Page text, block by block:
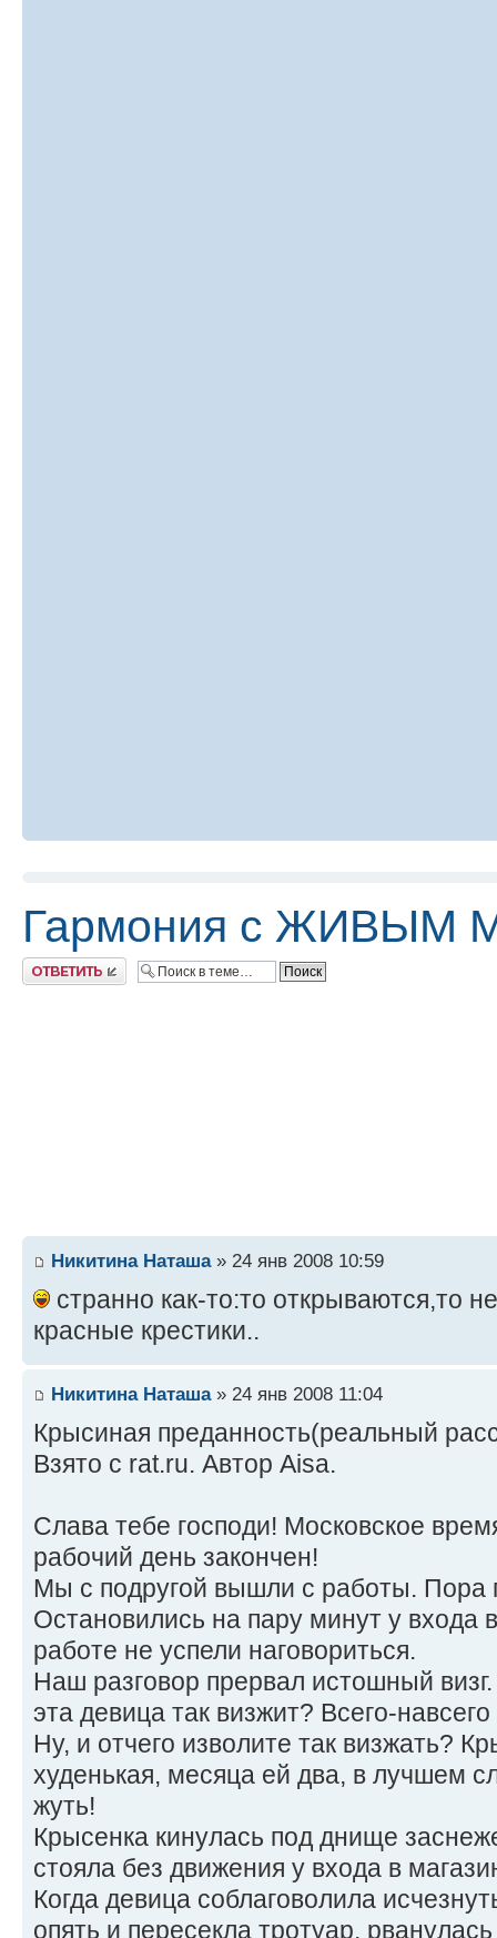
Гармония с ЖИВЫМ
Ответить
Никитина Наташа» 24 янв 2008 10:59
странно как-то:то открываются,то
красные крестики..
Никитина Наташа» 24 янв 2008 11:04
Крысиная преданность(реальный
Взято с rat.ru. Автор Aisa.
Слава тебе господи! Московское
рабочий день закончен!
Мы с подругой вышли с работы. Пора
Остановились на пару минут у входа
работе не успели наговориться.
Наш разговор прервал истошный
эта девица так визжит? Всего-
Ну, и отчего изволите так визжать?
худенькая, месяца ей два, в лучшем
жуть!
Крысенка кинулась под днище
стояла без движения у входа в
Когда девица соблаговолила
опять и пересекла тротуар,